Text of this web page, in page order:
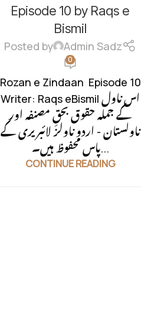
CONFLICT,FAMILY DRAMA,FAMILY
RIVELARY BASED,FAMILY STORY
HIDDEN NIKAH BASED
ROMANTIC
RUDE HERO BASED
STRONG
HEROIN
SUSPENSE THRILLER,
UNCATEGORIZED
Episode 10 by Raqs e
Bismil
Posted by Admin Sadz
0
Rozan e Zindaan Episode 10
Writer: Raqs eBismil اس ناول
کے جملہ حقوق بحقِ مصنفہ اور
ناولستان - اردو ناولز لائبریری کے
پاس محفوظ ہیں۔...
CONTINUE READING